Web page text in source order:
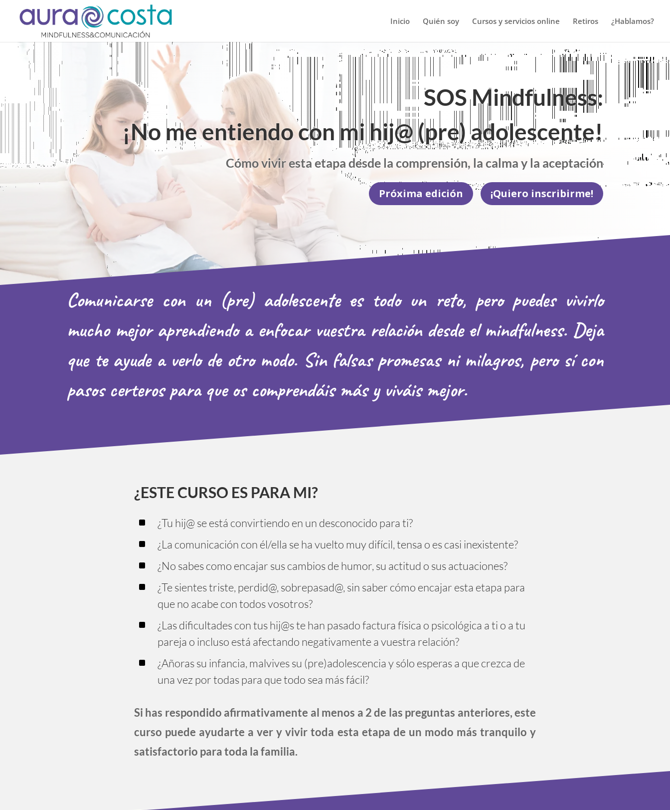
Inicio Quién soy Cursos y servicios online Retiros ¿Hablamos?
SOS Mindfulness:
¡No me entiendo con mi hij@ (pre) adolescente!
Cómo vivir esta etapa desde la comprensión, la calma y la aceptación
Próxima edición ¡Quiero inscribirme!
Comunicarse con un (pre) adolescente es todo un reto, pero puedes vivirlo
mucho mejor aprendiendo a enfocar vuestra relación desde el mindfulness. Deja
que te ayude a verlo de otro modo. Sin falsas promesas ni milagros, pero sí con
pasos certeros para que os comprendáis más y viváis mejor.
¿ESTE CURSO ES PARA MI?
^ ¿Tu hij@ se está convirtiendo en un desconocido para ti?
^ ¿La comunicación con él/ella se ha vuelto muy difícil, tensa o es casi inexistente?
^ ¿No sabes como encajar sus cambios de humor, su actitud o sus actuaciones?
^
¿Te sientes triste, perdid@, sobrepasad@, sin saber cómo encajar esta etapa para
que no acabe con todos vosotros?
^
¿Las dificultades con tus hij@s te han pasado factura física o psicológica a ti o a tu
pareja o incluso está afectando negativamente a vuestra relación?
^
¿Añoras su infancia, malvives su (pre)adolescencia y sólo esperas a que crezca de
una vez por todas para que todo sea más fácil?
Si has respondido afirmativamente al menos a 2 de las preguntas anteriores, este
curso puede ayudarte a ver y vivir toda esta etapa de un modo más tranquilo y
satisfactorio para toda la familia.